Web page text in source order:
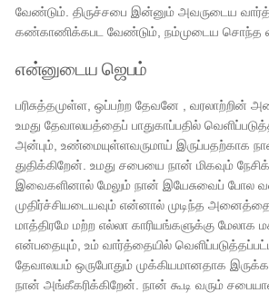
வேண்டும். திருச்சபை இன்னும் அவருடைய
கண்காணிக்கபட வேண்டும், நம்முடைய சொந்த
என்னுடைய ஜெபம்
பரிசுத்தமுள்ள, ஒப்பற்ற தேவனே , வரலாற்றின்
உமது தேவாலயத்தைப் பாதுகாப்பதில்
அன்பும், உண்மையுள்ளவருமாய் இருப்பதற்காக
துதிக்கிறேன். உமது சபையை நான் மிகவும்
இவைகளினால் மேலும் நான் இயேசுவைப் போல
முதிர்ச்சியடையவும் என்னால் முடிந்த
மாத்திரமே மற்ற எல்லா காரியங்களுக்கு மேலாக
என்பதையும், உம் வார்த்தையில்
தேவாலயம் ஒருபோதும் முக்கியமானதாக
நான் அங்கீகரிக்கிறேன். நான் கூடி வரும்